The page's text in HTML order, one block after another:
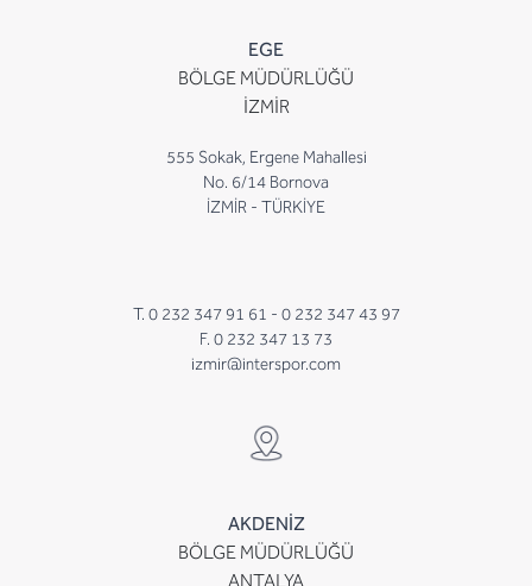
EGE
BÖLGE MÜDÜRLÜĞÜ
İZMİR
555 Sokak, Ergene Mahallesi
No. 6/14 Bornova
İZMİR - TÜRKİYE
T. 0 232 347 91 61 - 0 232 347 43 97
F. 0 232 347 13 73
izmir@interspor.com
AKDENİZ
BÖLGE MÜDÜRLÜĞÜ
ANTALYA